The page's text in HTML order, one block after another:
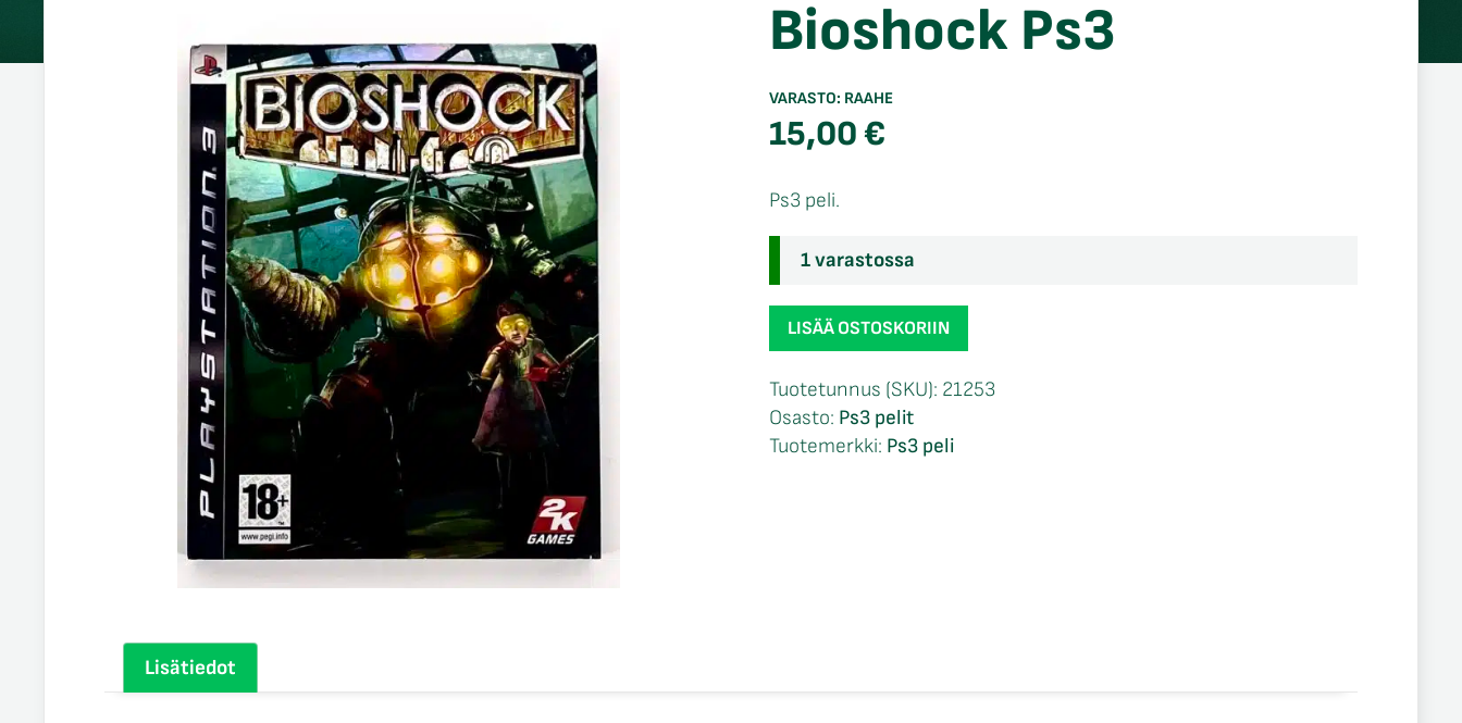
Bioshock Ps3
VARASTO: RAAHE
15,00€
Ps3 peli.
1 varastossa
Bioshock
Ps3
LISÄÄ OSTOSKORIIN
Tuotetunnus (SKU): 21253
Osasto: Ps3 pelit
Tuotemerkki: Ps3 peli
Lisätiedot